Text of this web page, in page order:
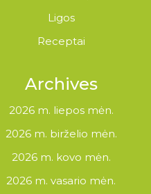
Ligos
Receptai
Archives
2026 m. liepos mėn.
2026 m. birželio mėn.
2026 m. kovo mėn.
2026 m. vasario mėn.